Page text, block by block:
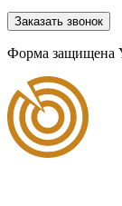
Заказать звонок
Форма защищена